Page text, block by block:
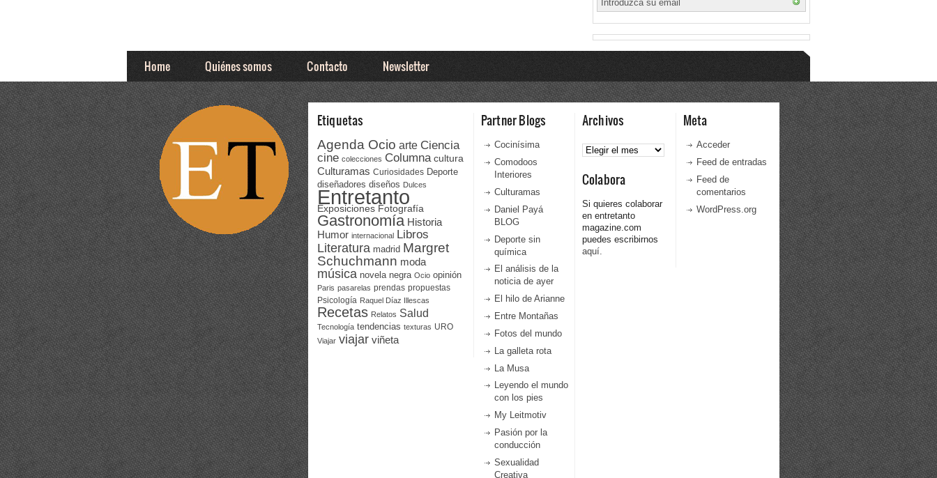
Home Quiénes somos Contacto Newsletter
Etiquetas
Agenda Ocio arte Ciencia
cine colecciones Columna cultura
Culturamas Curiosidades Deporte
diseñadores diseños Dulces
Entretanto
Exposiciones Fotografía
Gastronomía Historia
Humor internacional Libros
Literatura madrid Margret
Schuchmann moda
música novela negra Ocio opinión
Paris pasarelas prendas propuestas
Psicología Raquel Díaz Illescas
Recetas Relatos Salud
Tecnología tendencias texturas URO
Viajar viajar viñeta
Partner Blogs
Cocinísima
Comodoos
Interiores
Culturamas
Daniel Payá
BLOG
Deporte sin
química
El análisis de la
noticia de ayer
El hilo de Arianne
Entre Montañas
Fotos del mundo
La galleta rota
La Musa
Leyendo el mundo
con los pies
My Leitmotiv
Pasión por la
conducción
Sexualidad
Creativa
Archivos
Archivos
Colabora
Si quieres colaborar
en entretanto
magazine.com
puedes escribirnos
aquí.
Meta
Acceder
Feed de entradas
Feed de
comentarios
WordPress.org